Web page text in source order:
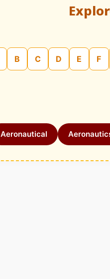
B C D E F
Aeronautical